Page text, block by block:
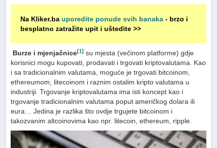
Na Kliker.bauporedite ponude svih banaka - brzo i
besplatno zatražite upit i uštedite >>
Burze i mjenjačnice[1] su mjesta (večinom platforme) gdje
korisnici mogu kupovati, prodavati i trgovati kriptovalutama. Kao
i sa tradicionalnim valutama, moguće je trgovati bitcoinom,
ethereumom, litecoinom i raznim ostalim kripto valutama u
industriji. Trgovanje kriptovalutama ima isti koncept kao i
trgovanje tradicionalnim valutama poput američkog dolara ili
eura… Jedina je razlika što ovdje trgujete bitcoinom i
takozvanim altcoinovima kao npr. litecoin, ethereum, ripple.